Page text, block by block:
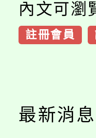
內文可瀏
註冊會員
最新消